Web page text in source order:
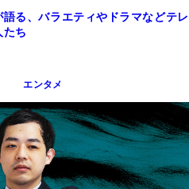
る、バラエティやドラマなどテレ
たち
エンタメ